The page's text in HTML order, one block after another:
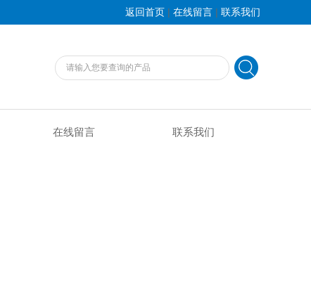
返回首页 | 在线留言 | 联系我们
在线留言 联系我们